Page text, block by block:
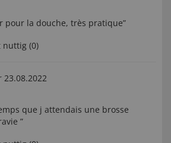
pour la douche, très pratique”
nuttig (0)
23.08.2022
que j attendais une brosse
”